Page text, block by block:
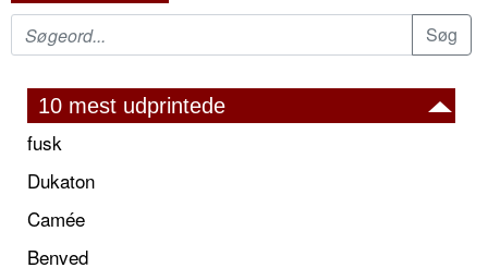
10 mest udprintede
fusk
Dukaton
Camée
Benved